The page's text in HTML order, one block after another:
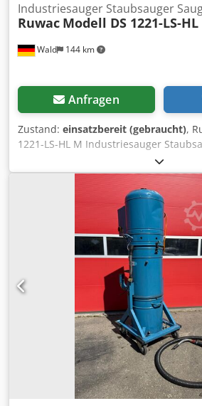
Wald 144 km
Industriesauger Staubsauger
Ruwac Modell DS 1221-LS-HL
Anfragen
Zustand: einsatzbereit (gebraucht),
1221-LS-HL M Industriesauger
Hersteller: Ruwac Typ: DS 1221-LS-HL
Kg Crodexg Nvlspfx Agkef 2,2 kW Ex
können gerne zu einer Besichtigung
können wir für Sie eine
organisieren! Sie erhalten eine
Ausländische Kunden kann auch eine
erstellt werden. Vorraussetzung ist
Ust.Indent.Nr. Zwischenverkauf
unseren Shop und sehen Sie sich
Angebote an. Angegebene
Warenzeichen sind Eigentum Ihrer
lediglich zur Identifikation und
Abweichungen von technischen
der Beschreibung des Artikels können
bleiben vorbehalten.